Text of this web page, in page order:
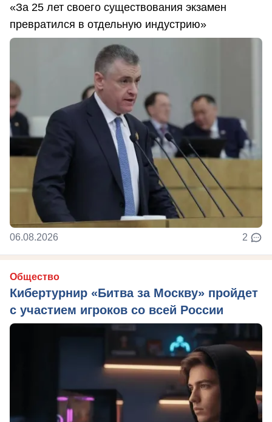
«За 25 лет своего существования экзамен
превратился в отдельную индустрию»
06.08.2026 2
Общество
Кибертурнир «Битва за Москву» пройдет
с участием игроков со всей России